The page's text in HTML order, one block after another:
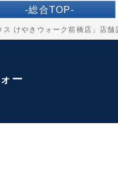
-総合TOP-
ス けやきウォーク前橋店」店舗
ー